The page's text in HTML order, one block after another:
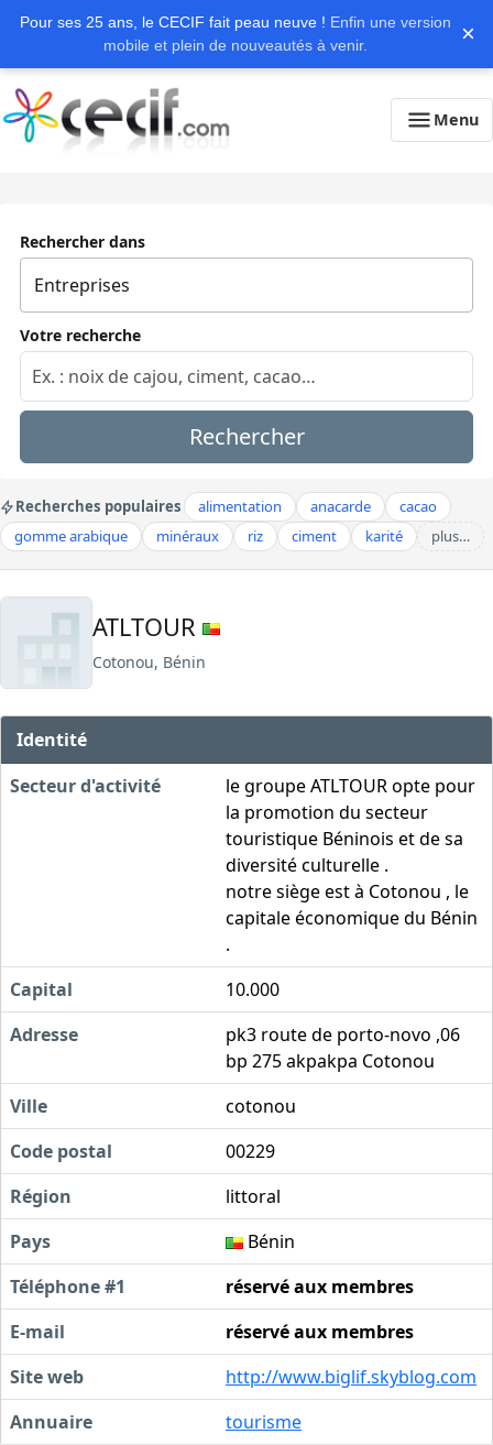
Pour ses 25 ans, le CECIF fait peau neuve ! Enfin une version
mobile et plein de nouveautés à venir.
×
Menu
Rechercher dans
Votre recherche
Rechercher
Recherches populaires alimentation anacarde
cacao
gomme arabique
minéraux riz ciment karité plus…
ATLTOUR
Cotonou, Bénin
Identité
Secteur d'activité
le groupe ATLTOUR opte pour
la promotion du secteur
touristique Béninois et de sa
diversité culturelle .
notre siège est à Cotonou , le
capitale économique du Bénin
.
Capital
10.000
Adresse
pk3 route de porto-novo ,06
bp 275 akpakpa Cotonou
Ville
cotonou
Code postal
00229
Région
littoral
Pays
Bénin
Téléphone #1
réservé aux membres
E-mail
réservé aux membres
Site web
http://www.biglif.skyblog.com
Annuaire
tourisme